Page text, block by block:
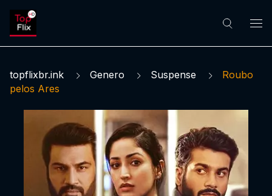
topflixbr.ink Genero Suspense
Roubo
pelos Ares